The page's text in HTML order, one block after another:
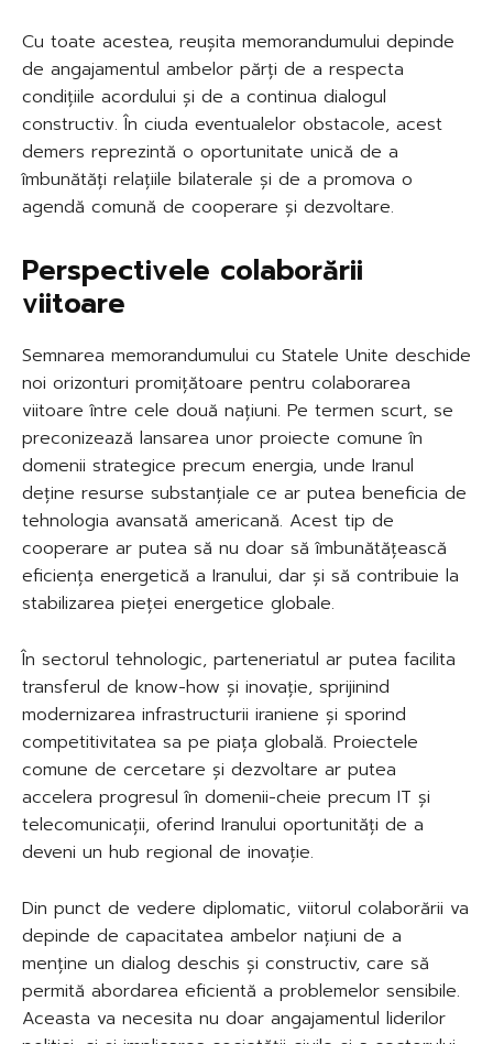
Cu toate acestea, reușita memorandumului depinde
de angajamentul ambelor părți de a respecta
condițiile acordului și de a continua dialogul
constructiv. În ciuda eventualelor obstacole, acest
demers reprezintă o oportunitate unică de a
îmbunătăți relațiile bilaterale și de a promova o
agendă comună de cooperare și dezvoltare.
Perspectivele colaborării
viitoare
Semnarea memorandumului cu Statele Unite deschide
noi orizonturi promițătoare pentru colaborarea
viitoare între cele două națiuni. Pe termen scurt, se
preconizează lansarea unor proiecte comune în
domenii strategice precum energia, unde Iranul
deține resurse substanțiale ce ar putea beneficia de
tehnologia avansată americană. Acest tip de
cooperare ar putea să nu doar să îmbunătățească
eficiența energetică a Iranului, dar și să contribuie la
stabilizarea pieței energetice globale.
În sectorul tehnologic, parteneriatul ar putea facilita
transferul de know-how și inovație, sprijinind
modernizarea infrastructurii iraniene și sporind
competitivitatea sa pe piața globală. Proiectele
comune de cercetare și dezvoltare ar putea
accelera progresul în domenii-cheie precum IT și
telecomunicații, oferind Iranului oportunități de a
deveni un hub regional de inovație.
Din punct de vedere diplomatic, viitorul colaborării va
depinde de capacitatea ambelor națiuni de a
menține un dialog deschis și constructiv, care să
permită abordarea eficientă a problemelor sensibile.
Aceasta va necesita nu doar angajamentul liderilor